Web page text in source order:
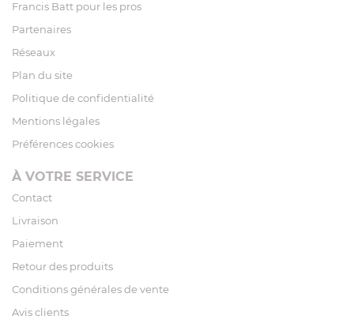
Francis Batt pour les pros
Partenaires
Réseaux
Plan du site
Politique de confidentialité
Mentions légales
Préférences cookies
À VOTRE SERVICE
Contact
Livraison
Paiement
Retour des produits
Conditions générales de vente
Avis clients